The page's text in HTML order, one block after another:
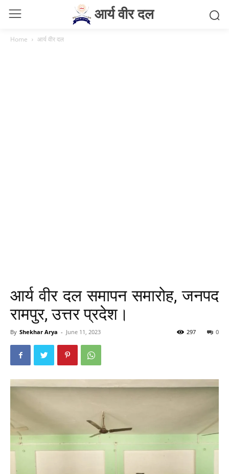
आर्य वीर दल
Home आर्य वीर दल
आर्य वीर दल समापन समारोह, जनपद
रामपुर, उत्तर प्रदेश।
By Shekhar Arya - June 11, 2023 0
297